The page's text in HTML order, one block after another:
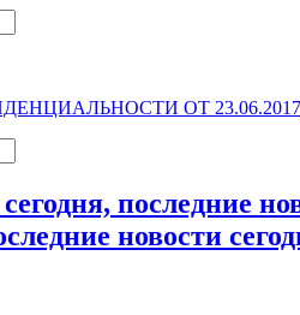
ОТ 23.06.2017
новости